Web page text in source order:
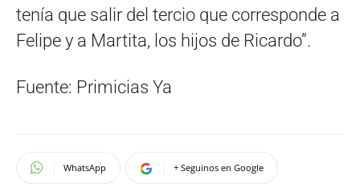
tenía que salir del tercio que corresponde a
Felipe y a Martita, los hijos de Ricardo”.
Fuente: Primicias Ya
WhatsApp + Seguinos en Google